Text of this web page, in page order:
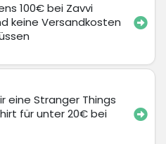
100€ bei Zavvi
keine Versandkosten
eine Stranger Things
für unter 20€ bei